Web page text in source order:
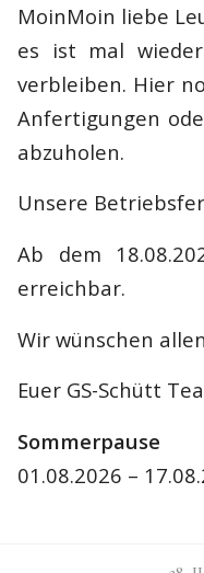
MoinMoin liebe
es ist mal
verbleiben. Hier
Anfertigungen
abzuholen.
Unsere
Ab dem
erreichbar.
Wir wünschen
Euer GS-Schütt
Sommerpause
01.08.2026 –